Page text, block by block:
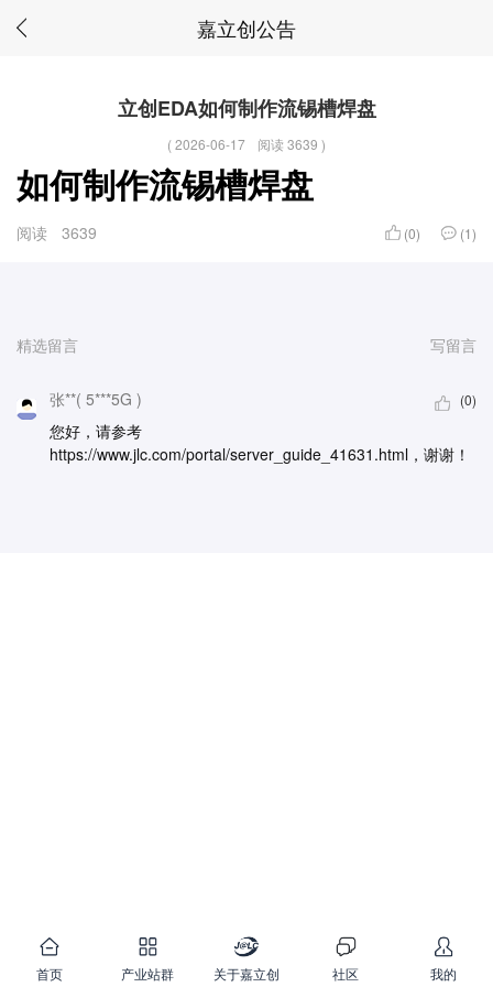
嘉立创公告
立创EDA如何制作流锡槽焊盘
(2026-06-17 阅读 3639 )
如何制作流锡槽焊盘
阅读 3639 (0) (1)
精选留言 写留言
张**( 5***5G ) (0)
您好，请参考
https://www.jlc.com/portal/server_guide_41631.html，谢谢！
首页 产业站群 关于嘉立创 社区 我的